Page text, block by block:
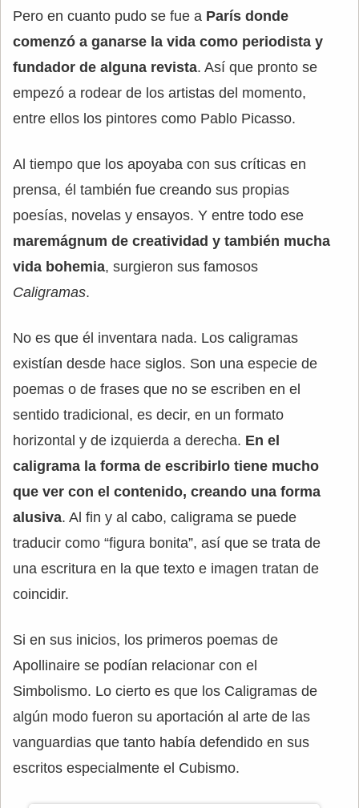
Pero en cuanto pudo se fue a París donde
comenzó a ganarse la vida como periodista y
fundador de alguna revista. Así que pronto se
empezó a rodear de los artistas del momento,
entre ellos los pintores como Pablo Picasso.
Al tiempo que los apoyaba con sus críticas en
prensa, él también fue creando sus propias
poesías, novelas y ensayos. Y entre todo ese
maremágnum de creatividad y también mucha
vida bohemia, surgieron sus famosos
Caligramas.
No es que él inventara nada. Los caligramas
existían desde hace siglos. Son una especie de
poemas o de frases que no se escriben en el
sentido tradicional, es decir, en un formato
horizontal y de izquierda a derecha. En el
caligrama la forma de escribirlo tiene mucho
que ver con el contenido, creando una forma
alusiva. Al fin y al cabo, caligrama se puede
traducir como “figura bonita”, así que se trata de
una escritura en la que texto e imagen tratan de
coincidir.
Si en sus inicios, los primeros poemas de
Apollinaire se podían relacionar con el
Simbolismo. Lo cierto es que los Caligramas de
algún modo fueron su aportación al arte de las
vanguardias que tanto había defendido en sus
escritos especialmente el Cubismo.